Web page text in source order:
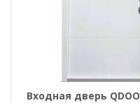
Входная дверь